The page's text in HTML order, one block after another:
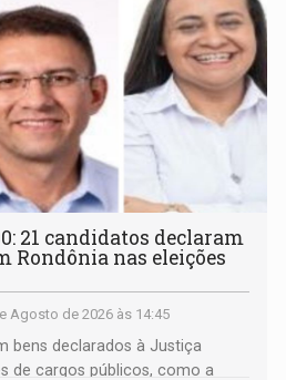
21 candidatos declaram
Rondônia nas eleições
Agosto de 2026 às 14:45
bens declarados à Justiça
de cargos públicos, como a